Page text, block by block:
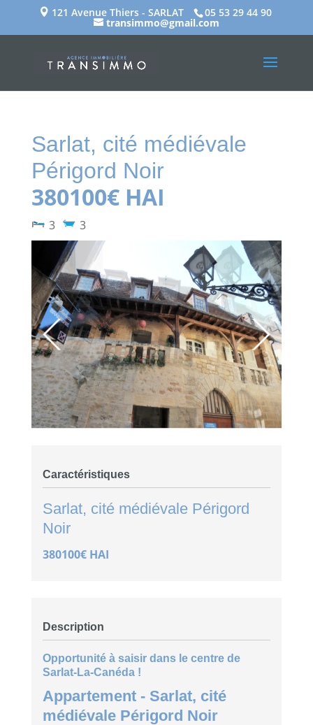
121 Avenue Thiers - SARLAT 05 53 29 44 90
transimmo@gmail.com
Sarlat, cité médiévale
Périgord Noir
380100€ HAI
3 3
Caractéristiques
Sarlat, cité médiévale Périgord
Noir
380100€ HAI
Description
Opportunité à saisir dans le centre de
Sarlat-La-Canéda !
Appartement - Sarlat, cité
médiévale Périgord Noir